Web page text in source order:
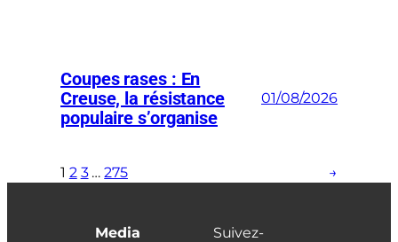
Coupes rases : En
Creuse, la résistance
populaire s’organise
01/08/2026
1 2 3 … 275 →
Media
Suivez-